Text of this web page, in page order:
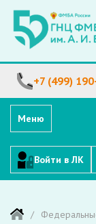
+7 (499)
Меню
Войти в ЛК